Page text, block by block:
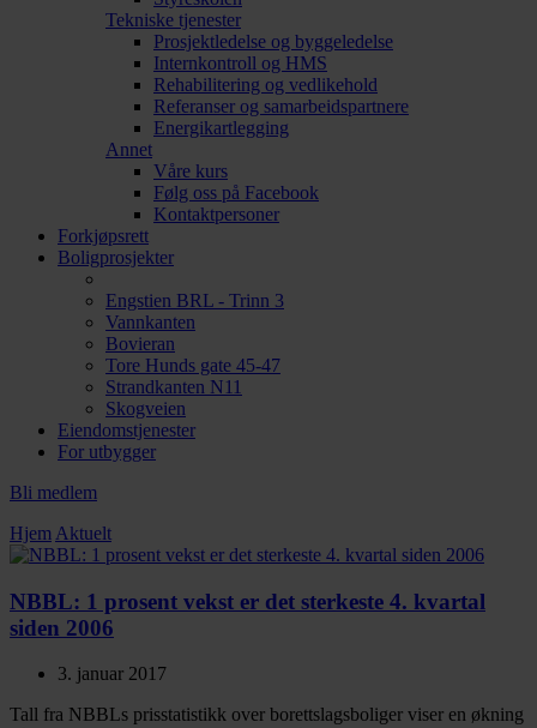
Tekniske tjenester
Prosjektledelse og byggeledelse
Internkontroll og HMS
Rehabilitering og vedlikehold
Referanser og samarbeidspartnere
Energikartlegging
Annet
Våre kurs
Følg oss på Facebook
Kontaktpersoner
Forkjøpsrett
Boligprosjekter
Engstien BRL - Trinn 3
Vannkanten
Bovieran
Tore Hunds gate 45-47
Strandkanten N11
Skogveien
Eiendomstjenester
For utbygger
Bli medlem
Hjem Aktuelt
NBBL: 1 prosent vekst er det sterkeste 4. kvartal
siden 2006
3. januar 2017
Tall fra NBBLs prisstatistikk over borettslagsboliger viser en økning